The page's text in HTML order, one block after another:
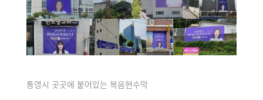
통영시 곳곳에 붙어있는 복음현수막